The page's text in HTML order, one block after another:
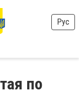
Рус
по